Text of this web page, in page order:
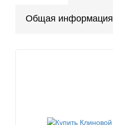
Общая информация